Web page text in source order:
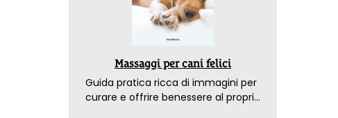
Massaggi per cani felici
Guida pratica ricca di immagini per
curare e offrire benessere al proprio